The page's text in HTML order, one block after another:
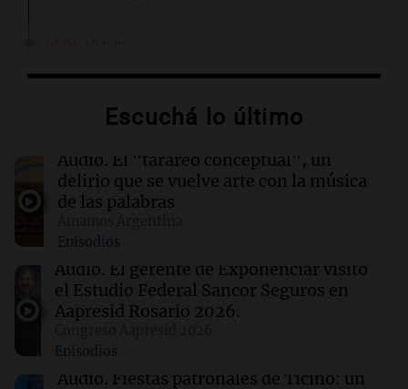
Líbano y otros eventos en Oriente Medio
El DOJ de Trump supervisará los patrocinios
de visas de OpenAI para empleados
extranjeros
06:00 Belgrano
Racing se enfrentará a Belgrano en los
octavos de final: día, hora y TV del partido
Alerta meteorológica en Argentina: lluvias
intensas y vientos fuertes afectan a varias
Escuchá lo último
Audio. El "tarareo conceptual", un
delirio que se vuelve arte con la música
de las palabras
Episodios
Audio. El gerente de Exponenciar visitó
el Estudio Federal Sancor Seguros en
Aapresid Rosario 2026.
Episodios
Audio. Fiestas patronales de Ticino: un